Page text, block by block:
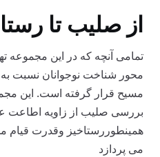
از صليب تا
تمامی آنچه که در این مجموعه
محور شناخت نوجوانان نسبت
مسیح قرار گرفته است. این
بررسی صلیب از زاویه اطاعت
همینطوررستاخیز وقدرت قیام
می پردازد